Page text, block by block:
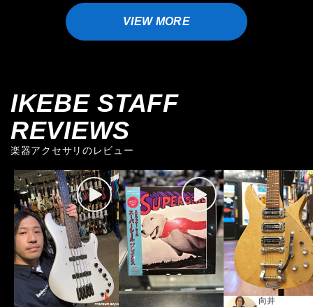
VIEW MORE
IKEBE STAFF
REVIEWS
楽器アクセサリのレビュー
向井